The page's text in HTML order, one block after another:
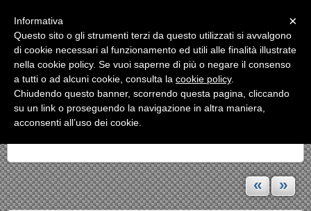
INDIETRO « »
RICAMBI
Forniamo qualsiasi tipo di ricambio per rubinetti
« »
×
Informativa
Questo sito o gli strumenti terzi da questo utilizzati si avvalgono
di cookie necessari al funzionamento ed utili alle finalità illustrate
nella cookie policy. Se vuoi saperne di più o negare il consenso
a tutti o ad alcuni cookie, consulta la cookie policy.
Chiudendo questo banner, scorrendo questa pagina, cliccando
su un link o proseguendo la navigazione in altra maniera,
acconsenti all’uso dei cookie.